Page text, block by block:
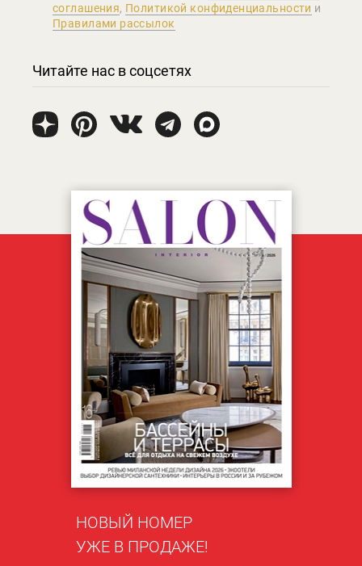
соглашения, Политикой конфиденциальности и
Правилами рассылок
Читайте нас в соцсетях
НОВЫЙ НОМЕР
УЖЕ В ПРОДАЖЕ!